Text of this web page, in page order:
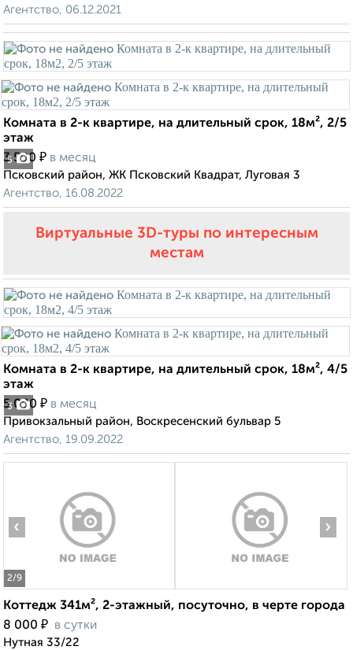
Агентство, 06.12.2021
5
Комната в 2-к квартире, на длительный срок, 18м², 2/5
этаж
3 500 ₽ в месяц
Псковский район, ЖК Псковский Квадрат, Луговая 3
Агентство, 16.08.2022
Виртуальные 3D-туры по интересным
местам
3
Комната в 2-к квартире, на длительный срок, 18м², 4/5
этаж
5 000 ₽ в месяц
Привокзальный район, Воскресенский бульвар 5
Агентство, 19.09.2022
2/9
‹ ›
Коттедж 341м², 2-этажный, посуточно, в черте города
8 000 ₽ в сутки
Нутная 33/22